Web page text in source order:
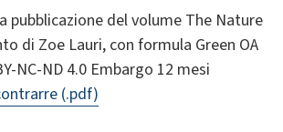
pubblicazione del volume The Nature
di Zoe Lauri, con formula Green OA
NC-ND 4.0 Embargo 12 mesi
(.pdf)